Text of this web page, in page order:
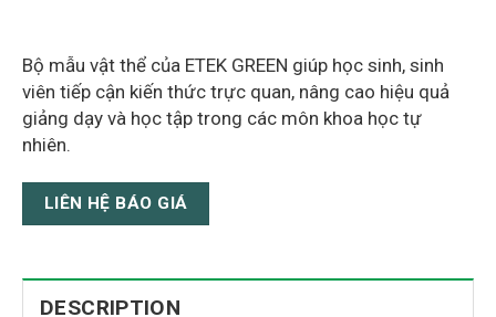
Bộ mẫu vật thể của ETEK GREEN giúp học sinh, sinh
viên tiếp cận kiến thức trực quan, nâng cao hiệu quả
giảng dạy và học tập trong các môn khoa học tự
nhiên.
LIÊN HỆ BÁO GIÁ
DESCRIPTION